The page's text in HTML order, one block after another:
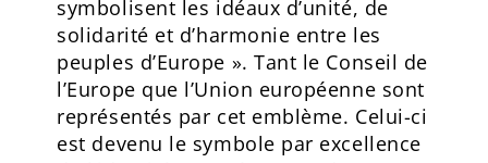
symbolisent les idéaux d’unité, de
solidarité et d’harmonie entre les
peuples d’Europe ». Tant le Conseil de
l’Europe que l’Union européenne sont
représentés par cet emblème. Celui-ci
est devenu le symbole par excellence